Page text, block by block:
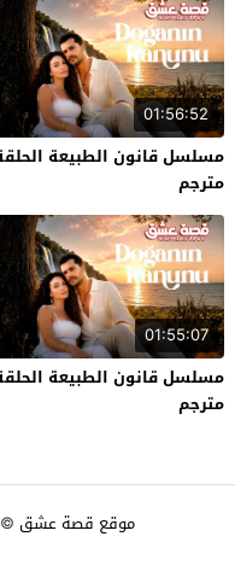
01:56:52
مترجم
01:55:07
مترجم
موقع قصة عشق © 2025 جميع الحقوق محفوظة.